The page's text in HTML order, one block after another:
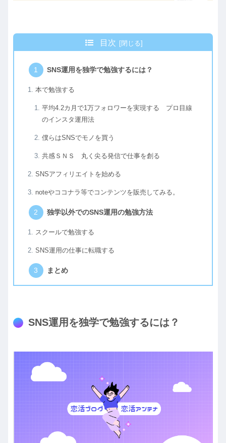
目次
SNS運用を独学で勉強するには？
本で勉強する
平均4.2カ月で1万フォロワーを実現する プロ目線
のインスタ運用法
僕らはSNSでモノを買う
共感ＳＮＳ 丸く尖る発信で仕事を創る
SNSアフィリエイトを始める
noteやココナラ等でコンテンツを販売してみる。
独学以外でのSNS運用の勉強方法
スクールで勉強する
SNS運用の仕事に転職する
まとめ
SNS運用を独学で勉強するには？